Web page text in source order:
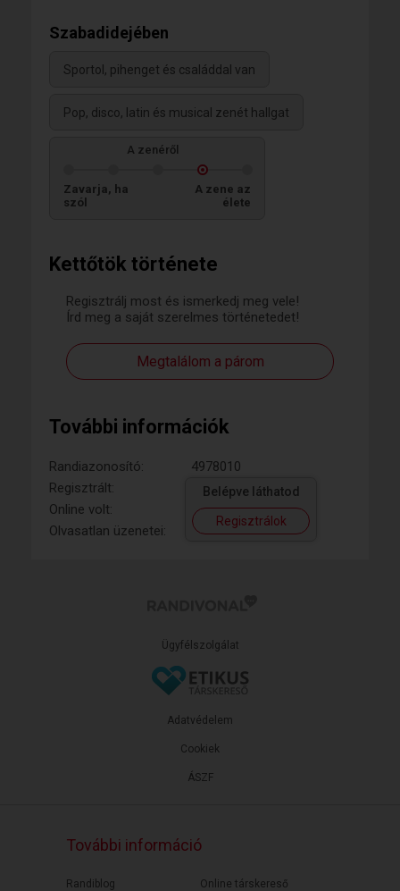
Kettőtök története
Regisztrálj most és ismerkedj meg vele!
Írd meg a saját szerelmes történetedet!
Megtalálom a párom
További információk
Randiazonosító:
4978010
Regisztrált:
Online volt:
Olvasatlan üzenetei:
Belépve láthatod
Regisztrálok
Szabadidejében
Sportol, pihenget és családdal van
Pop, disco, latin és musical zenét hallgat
A zenéről
Zavarja, ha
szól
A zene az
élete
Ügyfélszolgálat
ÁSZF
Adatvédelem
Cookiek
További információ
Randiblog
Online társkereső